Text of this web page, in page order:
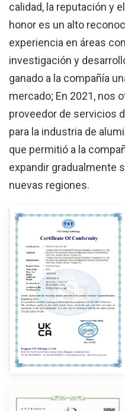
calidad, la reputación y
honor es un alto
experiencia en áreas
investigación y
ganado a la compañía
mercado; En 2021, nos
proveedor de servicios
para la industria de
que permitió a la
expandir gradualmente
nuevas regiones.